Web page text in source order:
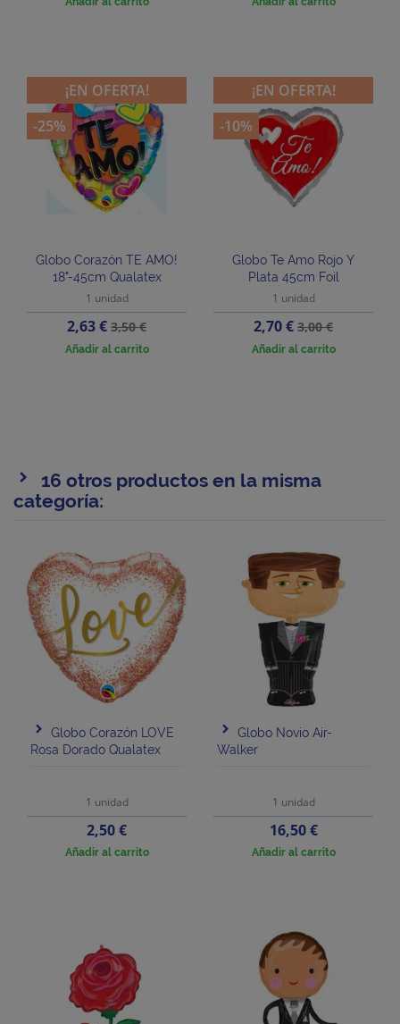
Globo Corazón TE AMO!
18"-45cm Qualatex
1 unidad
Precio
2,63 €Precio
base
3,50 €
Añadir al carrito
¡EN OFERTA!
-25%
Globo Te Amo Rojo Y
Plata 45cm Foil
1 unidad
Precio
2,70 €Precio
base
3,00 €
Añadir al carrito
¡EN OFERTA!
-10%
16 otros productos en la misma
categoría:
Globo Corazón LOVE
Rosa Dorado Qualatex
1 unidad
Precio
2,50 €
Añadir al carrito
Globo Novio Air-
Walker
1 unidad
Precio
16,50 €
Añadir al carrito